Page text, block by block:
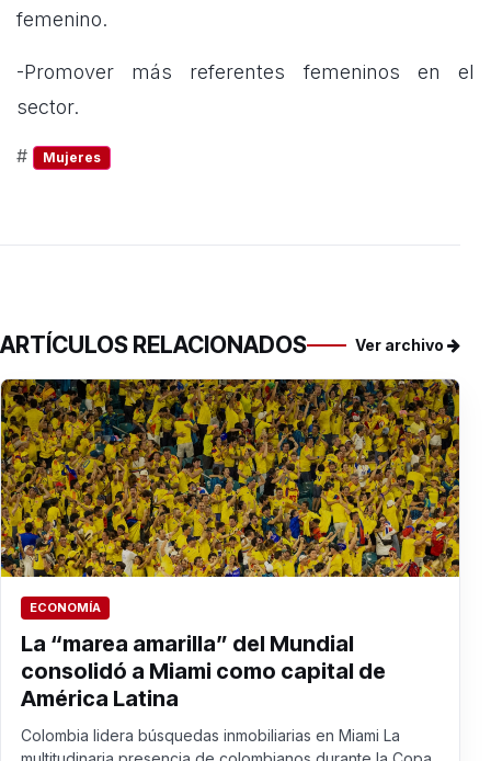
femenino.
-Promover más referentes femeninos en el
sector.
# Mujeres
ARTÍCULOS RELACIONADOS Ver archivo
ECONOMÍA
La “marea amarilla” del Mundial
consolidó a Miami como capital de
América Latina
Colombia lidera búsquedas inmobiliarias en Miami La